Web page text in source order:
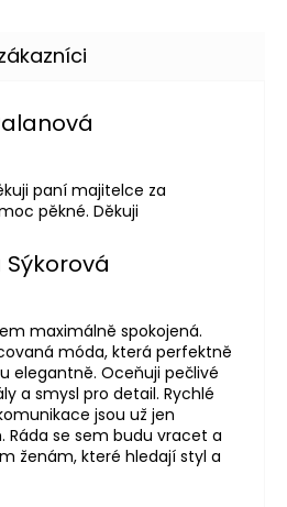
obchodu je 5 z 5 hvězdiček.
paní majitelce za
pěkné. Děkuji
Sýkorová
obchodu je 5 z 5 hvězdiček.
maximálně spokojená.
móda, která perfektně
elegantně. Oceňuji pečlivé
a smysl pro detail. Rychlé
jsou už jen
se sem budu vracet a
ženám, které hledají styl a